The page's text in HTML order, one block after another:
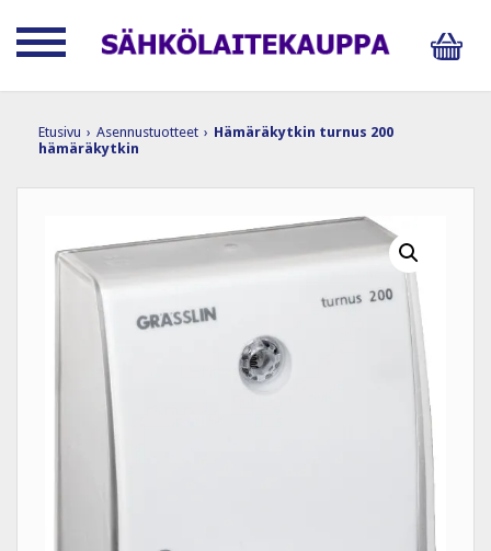
Etusivu › Asennustuotteet › Hämäräkytkin turnus 200
hämäräkytkin